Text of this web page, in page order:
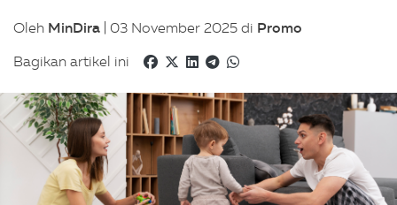
Oleh MinDira | 03 November 2025 di Promo
Bagikan artikel ini